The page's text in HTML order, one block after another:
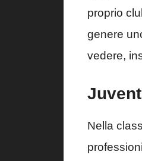
proprio
genere
vedere,
Nella